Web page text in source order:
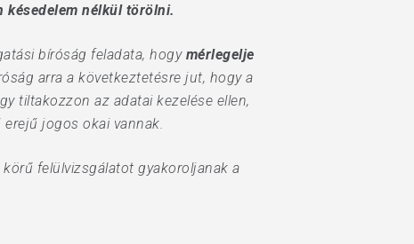
késedelem nélkül törölni.
bíróság feladata, hogy mérlegelje
arra a következtetésre jut, hogy a
tiltakozzon az adatai kezelése ellen,
erejű jogos okai vannak.
felülvizsgálatot gyakoroljanak a